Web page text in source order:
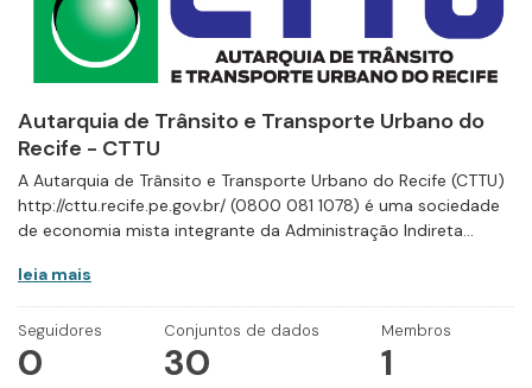
Autarquia de Trânsito e Transporte Urbano do
Recife - CTTU
A Autarquia de Trânsito e Transporte Urbano do Recife (CTTU)
http://cttu.recife.pe.gov.br/ (0800 081 1078) é uma sociedade
de economia mista integrante da Administração Indireta...
leia mais
Seguidores
0
Conjuntos de dados
30
Membros
1